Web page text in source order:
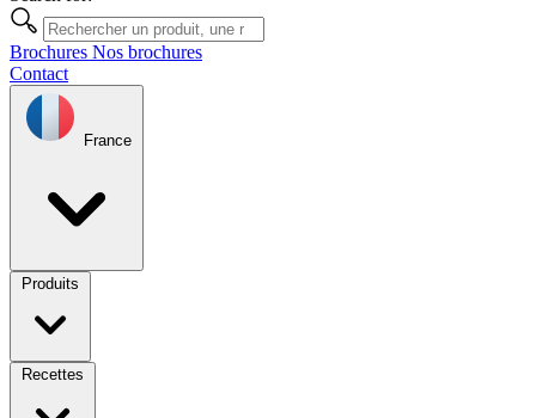
Brochures Nos brochures
Contact
France
Produits
Recettes